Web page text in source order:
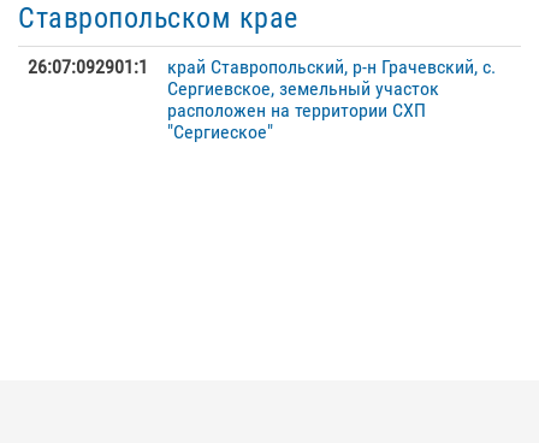
Ставропольском крае
26:07:092901:1
край Ставропольский, р-н Грачевский, с.
Сергиевское, земельный участок
расположен на территории СХП
"Сергиеское"